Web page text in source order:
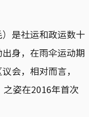
是社运和政运数十
身，在雨伞运动期
会，相对而言，
姿在2016年首次